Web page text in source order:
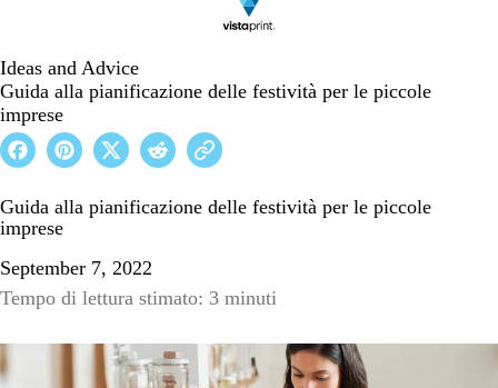
Ideas and Advice
Guida alla pianificazione delle festività per le piccole
imprese
Guida alla pianificazione delle festività per le piccole
imprese
September 7, 2022
Tempo di lettura stimato: 3 minuti